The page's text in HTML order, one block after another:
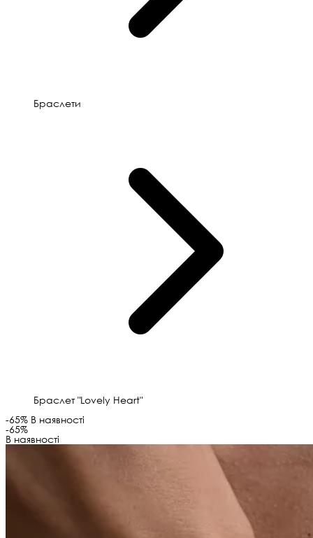
Браслети
Браслет "Lovely Heart"
-65% В наявності
-65%
В наявності